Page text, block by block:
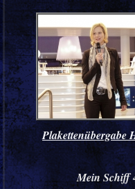
Plakettenübergabe
Mein Schiff